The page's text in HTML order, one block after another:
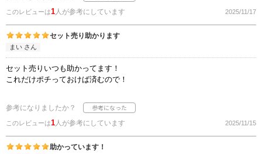
このレビューは1人が参考にしています 2025/11/17
セット売り助かります
まい さん
セット売りいつも助かってます！
これだけポチっておけば済むので！
参考になりましたか？
このレビューは1人が参考にしています 2025/11/15
助かっています！